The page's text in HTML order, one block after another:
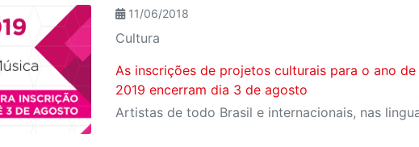
11/06/2018
Cultura
As inscrições de projetos culturais para o ano de
2019 encerram dia 3 de agosto